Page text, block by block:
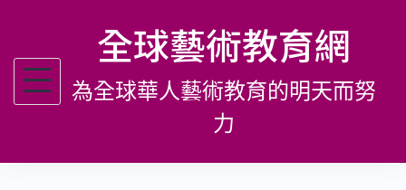
主
全球藝術教育網
為全球華人藝術教育的明天而努
力